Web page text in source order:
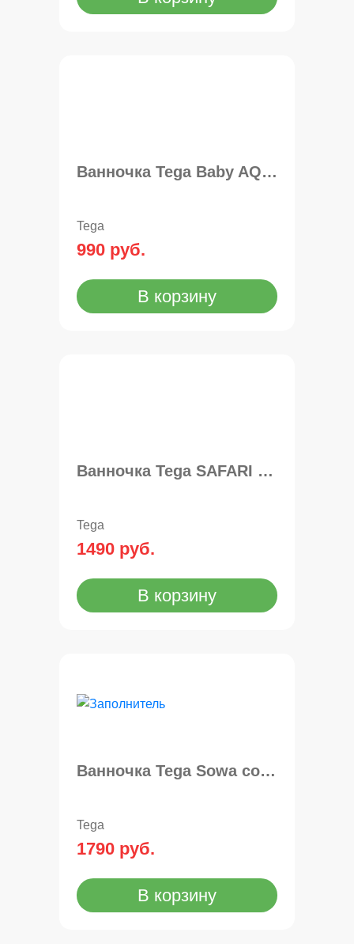
Ванночка Tega Baby AQUA 102см
Tega
990 руб.
В корзину
Ванночка Tega SAFARI 86см
Tega
1490 руб.
В корзину
Ванночка Tega Sowa со сливом 86см
Tega
1790 руб.
В корзину